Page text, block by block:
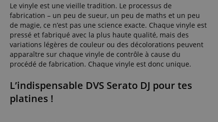
Le vinyle est une vieille tradition. Le processus de
fabrication – un peu de sueur, un peu de maths et un peu
de magie, ce n’est pas une science exacte. Chaque vinyle est
pressé et fabriqué avec la plus haute qualité, mais des
variations légères de couleur ou des décolorations peuvent
apparaître sur chaque vinyle de contrôle à cause du
procédé de fabrication. Chaque vinyle est donc unique.
L’indispensable DVS Serato DJ pour tes
platines !